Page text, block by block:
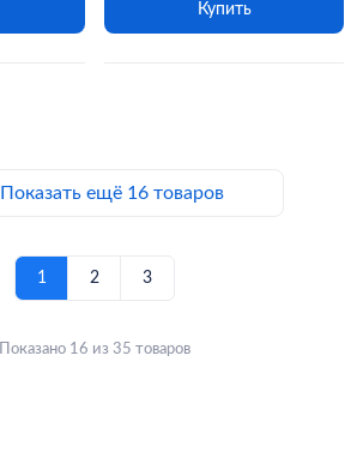
Купить
Показать ещё 16 товаров
1 2 3
Показано 16 из 35 товаров